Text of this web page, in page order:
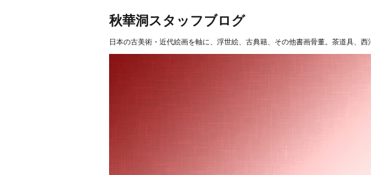
秋華洞スタッフブログ
日本の古美術・近代絵画を軸に、浮世絵、古典籍、その他書画骨董。茶道具、西